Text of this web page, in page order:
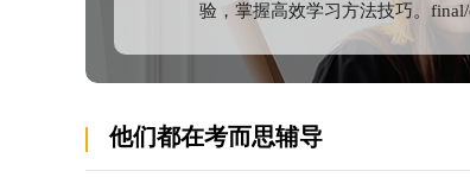
学校的爱丁堡校园环境独立，设施完备，
园的大学图书馆在学期和假期里都开放，
验，掌握高效学习方法技巧。final/
他们都在考而思辅导